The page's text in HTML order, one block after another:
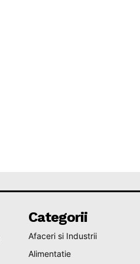
Categorii
Afaceri si Industrii
Alimentatie